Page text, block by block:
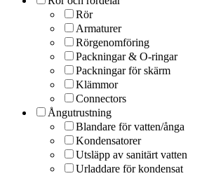
Rör
Armaturer
Rörgenomföring
Packningar & O-ringar
Packningar för skärm
Klämmor
Connectors
Ångutrustning
Blandare för vatten/ånga
Kondensatorer
Utsläpp av sanitärt vatten
Urladdare för kondensat